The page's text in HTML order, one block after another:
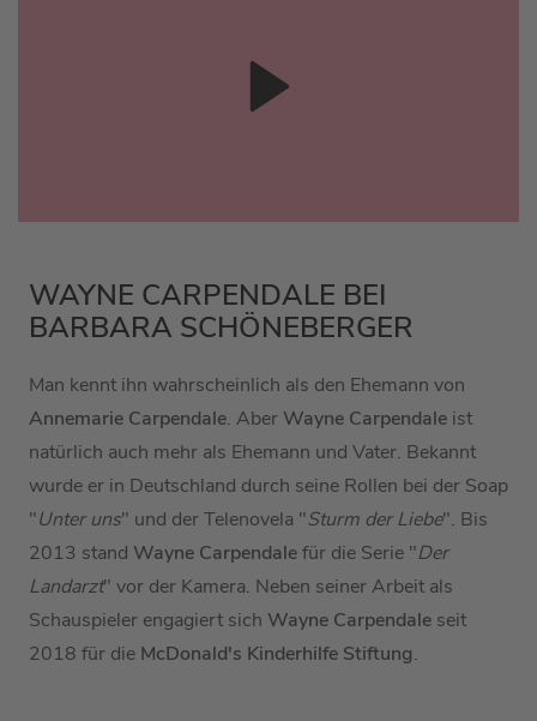
WAYNE CARPENDALE BEI
BARBARA SCHÖNEBERGER
Man kennt ihn wahrscheinlich als den Ehemann von
Annemarie Carpendale. Aber Wayne Carpendale ist
natürlich auch mehr als Ehemann und Vater. Bekannt
wurde er in Deutschland durch seine Rollen bei der Soap
"Unter uns" und der Telenovela "Sturm der Liebe". Bis
2013 stand Wayne Carpendalefür die Serie "Der
Landarzt" vor der Kamera. Neben seiner Arbeit als
Schauspieler engagiert sich Wayne Carpendale seit
2018 für die McDonald's Kinderhilfe Stiftung.